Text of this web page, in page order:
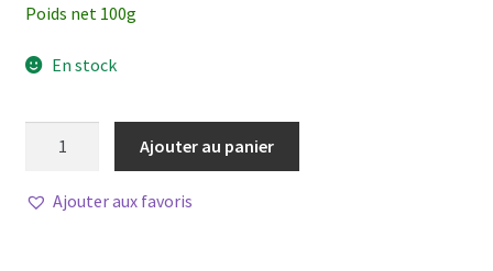
Poids net 100g
En stock
Shen
Ajouter au panier
Ajouter aux favoris